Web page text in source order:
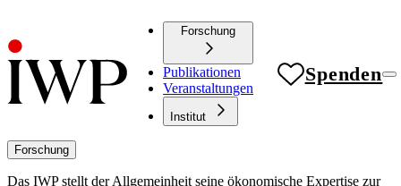
Forschung
Publikationen
Veranstaltungen
Institut
Spenden
Forschung
Das IWP stellt der Allgemeinheit seine ökonomische Expertise zur